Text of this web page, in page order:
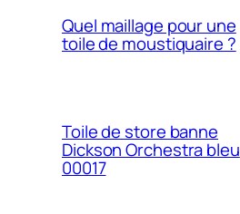
Quel maillage pour une
toile de moustiquaire ?
Toile de store banne
Dickson Orchestra bleu
00017